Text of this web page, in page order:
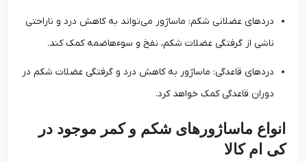
دردهای عضلانی شکم: ماساژور می‌تواند به کاهش درد و ناراحتی
ناشی از گرفتگی عضلات شکم، نفخ و سوءهاضمه کمک کند.
دردهای قاعدگی: ماساژور به کاهش درد و گرفتگی عضلات شکم در
دوران قاعدگی کمک خواهد کرد.
انواع ماساژورهای شکم و کمر موجود در
کی ام کالا